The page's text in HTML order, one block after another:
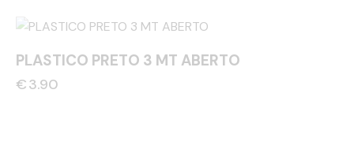
PLASTICO PRETO 3 MT ABERTO
€3.90